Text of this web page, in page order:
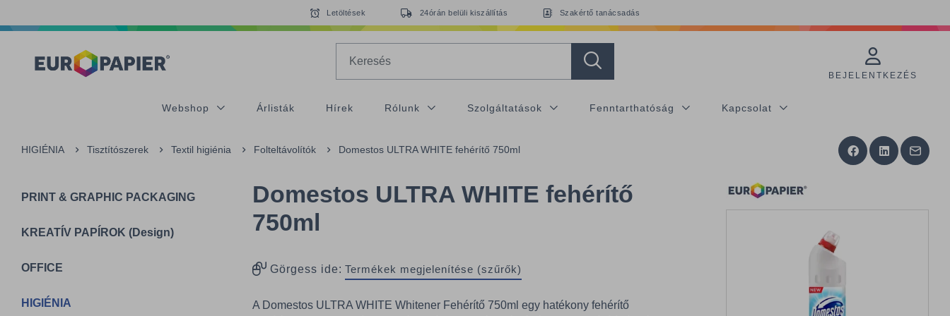
Letöltések 24órán belüli kiszállítás Szakértő tanácsadás
BEJELENTKEZÉS
Webshop Árlisták Hírek Rólunk Szolgáltatások Fenntarthatóság Kapcsolat
HIGIÉNIA Tisztítószerek Textil higiénia Folteltávolítók Domestos ULTRA WHITE fehérítő 750ml
PRINT & GRAPHIC PACKAGING
KREATÍV PAPÍROK (Design)
OFFICE
HIGIÉNIA
Domestos ULTRA WHITE fehérítő
750ml
Görgess ide: Termékek megjelenítése (szűrők)
A Domestos ULTRA WHITE Whitener Fehérítő 750ml egy hatékony fehérítő